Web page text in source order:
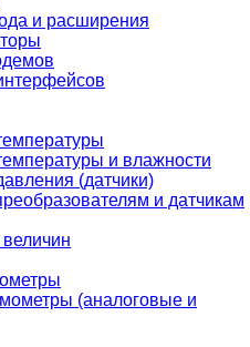
и расширения
и влажности
(датчики)
и датчикам
(аналоговые и